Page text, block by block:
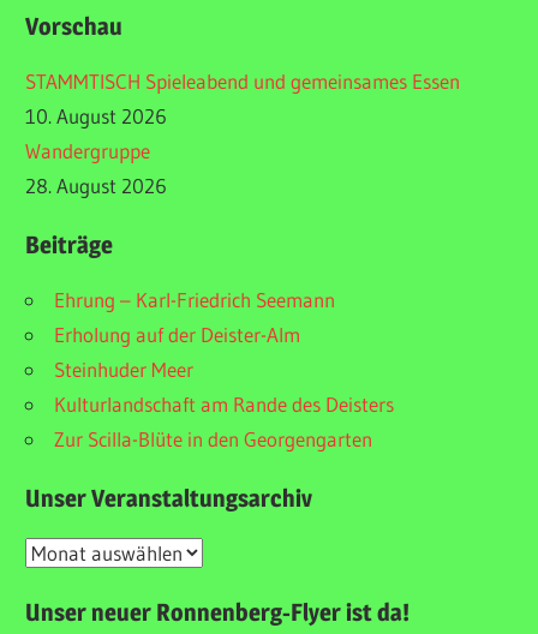
Vorschau
STAMMTISCH Spieleabend und gemeinsames Essen
10. August 2026
Wandergruppe
28. August 2026
Beiträge
Ehrung – Karl-Friedrich Seemann
Erholung auf der Deister-Alm
Steinhuder Meer
Kulturlandschaft am Rande des Deisters
Zur Scilla-Blüte in den Georgengarten
Unser Veranstaltungsarchiv
Unser
Unser neuer Ronnenberg-Flyer ist da!